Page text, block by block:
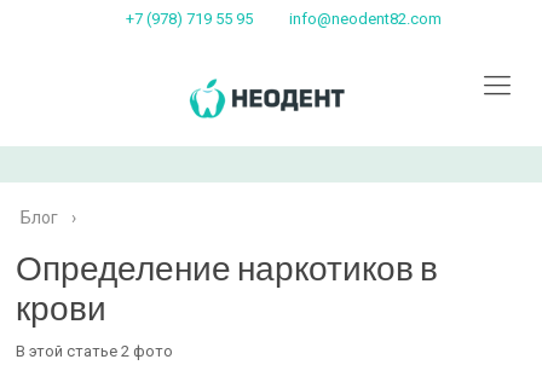
+7 (978) 719 55 95 info@neodent82.com
Блог ›
Определение наркотиков в
крови
В этой статье 2 фото